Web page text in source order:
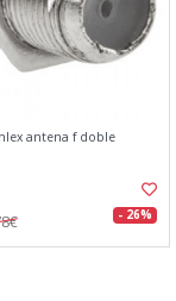
antena f doble
- 26%